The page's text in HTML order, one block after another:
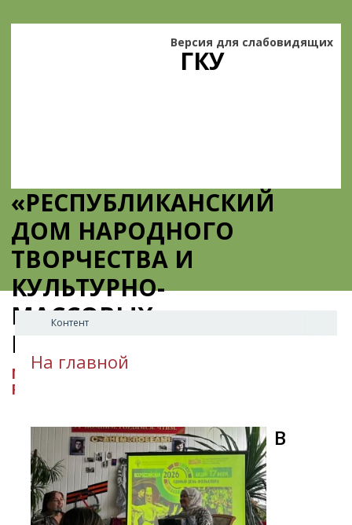
ГКУ
«РЕСПУБЛИКАНСКИЙ
ДОМ НАРОДНОГО
ТВОРЧЕСТВА И
КУЛЬТУРНО-
МАССОВЫХ
МЕРОПРИЯТИЙ»
МИНИСТЕРСТВО КУЛЬТУРЫ
РЕСПУБЛИКИ ИНГУШЕТИЯ
Версия для слабовидящих
Контент
На главной
​В